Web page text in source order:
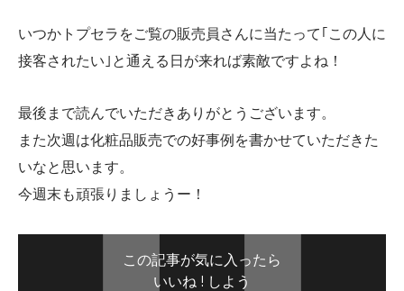
いつかトプセラをご覧の販売員さんに当たって｢この人に
接客されたい｣と通える日が来れば素敵ですよね！
最後まで読んでいただきありがとうございます。
また次週は化粧品販売での好事例を書かせていただきた
いなと思います。
今週末も頑張りましょうー！
この記事が気に入ったら
いいね ! しよう